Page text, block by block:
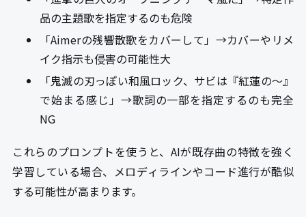
品の主題歌を指定するのも危険
「Aimerの残響散歌をカバーして」→カバーやリメ
イク指示も侵害の可能性大
「鬼滅の刃っぽい和風ロック、サビは『紅蓮の〜』
で始まる感じ」→歌詞の一部を指定するのも完全
NG
これらのプロンプトを使うと、AIが既存曲の特徴を強く
学習している場合、メロディラインやコード進行が酷似
する可能性が高まります。